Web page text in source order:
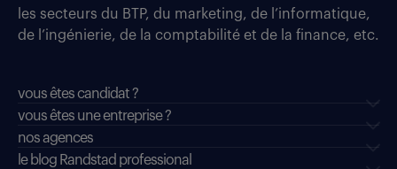
les secteurs du BTP, du marketing, de l’informatique,
de l’ingénierie, de la comptabilité et de la finance, etc.
vous êtes candidat ?
vous êtes une entreprise ?
nos agences
le blog Randstad professional